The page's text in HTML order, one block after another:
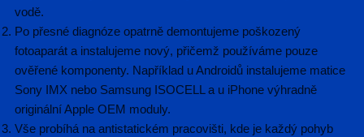
vodě.
Po přesné diagnóze opatrně demontujeme poškozený
fotoaparát a instalujeme nový, přičemž používáme pouze
ověřené komponenty. Například u Androidů instalujeme matice
Sony IMX nebo Samsung ISOCELL a u iPhone výhradně
originální Apple OEM moduly.
Vše probíhá na antistatickém pracovišti, kde je každý pohyb